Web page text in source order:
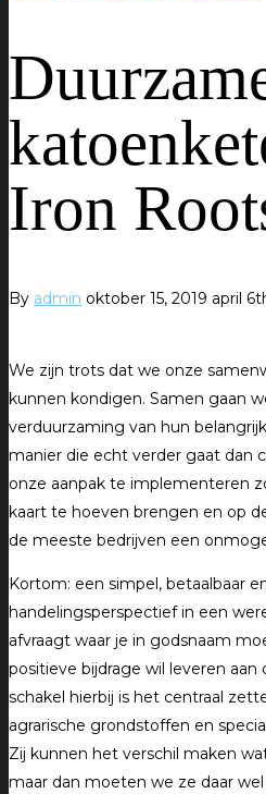
Iron
By admin oktober 15, 2019 april
We zijn trots dat we onze
kunnen kondigen. Samen gaan
verduurzaming van hun
manier die echt verder gaat dan
onze aanpak te implementeren
kaart te hoeven brengen en op
de meeste bedrijven een
Kortom: een simpel, betaalbaar
handelingsperspectief in een
afvraagt waar je in godsnaam
positieve bijdrage wil leveren aan
schakel hierbij is het centraal
agrarische grondstoffen en
Zij kunnen het verschil maken
maar dan moeten we ze daar